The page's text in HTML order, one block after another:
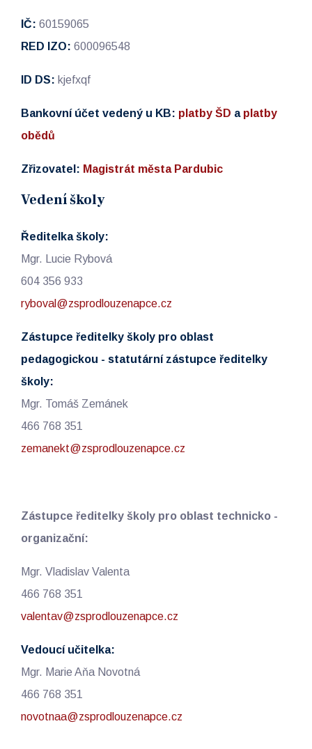
IČ: 60159065
RED IZO: 600096548
ID DS: kjefxqf
Bankovní účet vedený u KB: platby ŠD a platby
obědů
Zřizovatel: Magistrát města Pardubic
Vedení školy
Ředitelka školy:
Mgr. Lucie Rybová
604 356 933
ryboval@zsprodlouzenapce.cz
Zástupce ředitelky školy pro oblast
pedagogickou - statutární zástupce ředitelky
školy:
Mgr. Tomáš Zemánek
466 768 351
zemanekt@zsprodlouzenapce.cz
Zástupce ředitelky školy pro oblast technicko -
organizační:
Mgr. Vladislav Valenta
466 768 351
valentav@zsprodlouzenapce.cz
Vedoucí učitelka:
Mgr. Marie Aňa Novotná
466 768 351
novotnaa@zsprodlouzenapce.cz